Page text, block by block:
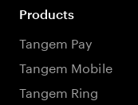
Products
Tangem Pay
Tangem Mobile
Tangem Ring